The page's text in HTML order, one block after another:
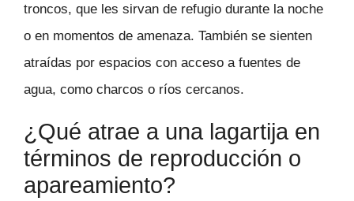
troncos, que les sirvan de refugio durante la noche
o en momentos de amenaza. También se sienten
atraídas por espacios con acceso a fuentes de
agua, como charcos o ríos cercanos.
¿Qué atrae a una lagartija en
términos de reproducción o
apareamiento?